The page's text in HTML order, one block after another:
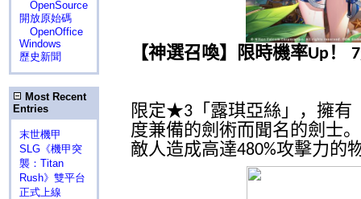
OpenSource
開放原始碼
OpenOffice
Windows
歷史新聞
Most Recent
Entries
末世機甲
SLG《機甲突
襲：Titan
Rush》雙平台
正式上線
【神選召喚】限時機率Up！ 7
限定★3 「露琪亞絲」，擁
度兼備的劍術而聞名的劍士
敵人造成高達480%攻擊力的